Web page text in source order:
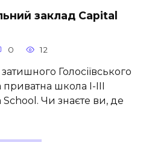
заклад Capital
0 12
Голосіївського
школа І-ІІІ
Чи знаєте ви, де